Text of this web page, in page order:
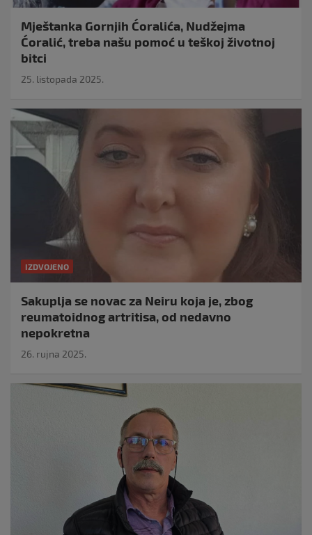
Mještanka Gornjih Ćoralića, Nudžejma
Ćoralić, treba našu pomoć u teškoj životnoj
bitci
25. listopada 2025.
IZDVOJENO
Sakuplja se novac za Neiru koja je, zbog
reumatoidnog artritisa, od nedavno
nepokretna
26. rujna 2025.